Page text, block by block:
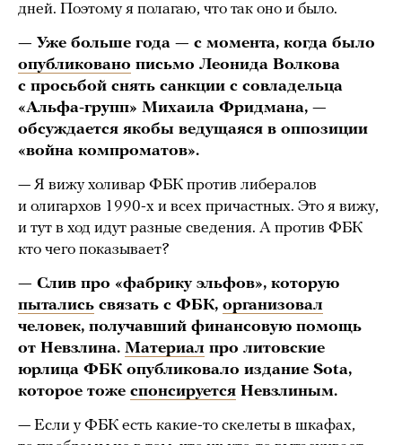
дней. Поэтому я полагаю, что так оно и было.
— Уже больше года — с момента, когда было
опубликовано письмо Леонида Волкова
с просьбой снять санкции с совладельца
«Альфа-групп» Михаила Фридмана, —
обсуждается якобы ведущаяся в оппозиции
«война компроматов».
— Я вижу холивар ФБК против либералов
и олигархов 1990-х и всех причастных. Это я вижу,
и тут в ход идут разные сведения. А против ФБК
кто чего показывает?
— Слив про «фабрику эльфов», которую
пытались связать с ФБК, организовал
человек, получавший финансовую помощь
от Невзлина. Материал про литовские
юрлица ФБК опубликовало издание Sota,
которое тоже спонсируется Невзлиным.
— Если у ФБК есть какие-то скелеты в шкафах,